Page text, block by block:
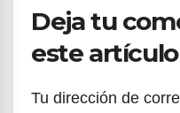
Deja tu
este artículo
Tu dirección de